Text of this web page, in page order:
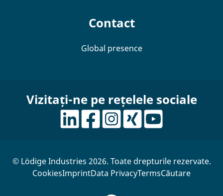
Contact
Global presence
Vizitați-ne pe rețelele sociale
© Lödige Industries 2026. Toate drepturile rezervate.
CookiesImprintData PrivacyTermsCăutare